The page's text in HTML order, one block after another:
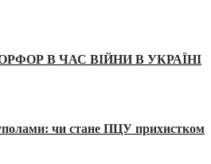
В ЧАС ВІЙНИ В УКРАЇНІ
чи стане ПЦУ прихистком